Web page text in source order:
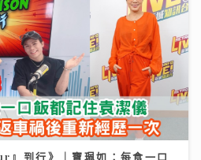
』到行》｜寶珮如：每食一口